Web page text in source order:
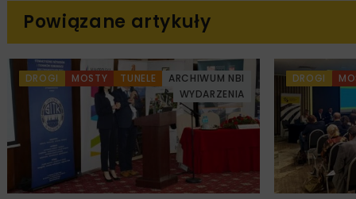
Powiązane artykuły
DROGI MOSTY TUNELE
ARCHIWUM NBI
WYDARZENIA
DROGI